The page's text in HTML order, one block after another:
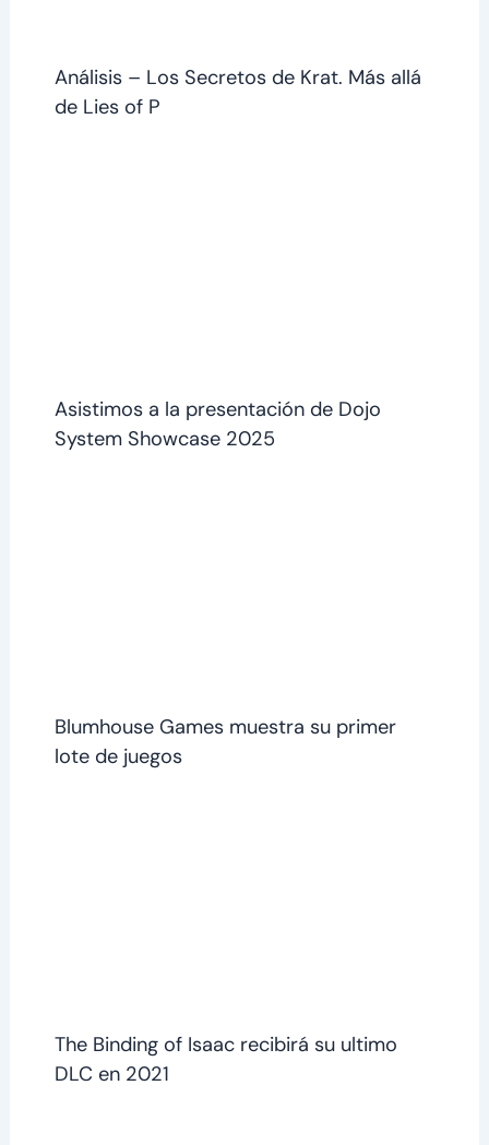
Análisis – Los Secretos de Krat. Más allá
de Lies of P
Asistimos a la presentación de Dojo
System Showcase 2025
Blumhouse Games muestra su primer
lote de juegos
The Binding of Isaac recibirá su ultimo
DLC en 2021